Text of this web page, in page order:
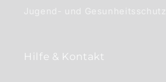
Jugend- und Gesunheitsschutz
Hilfe & Kontakt